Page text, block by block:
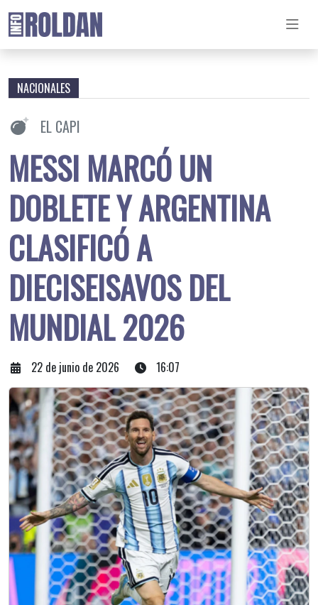
NACIONALES
EL CAPI
MESSI MARCÓ UN
DOBLETE Y ARGENTINA
CLASIFICÓ A
DIECISEISAVOS DEL
MUNDIAL 2026
22 de junio de 2026 16:07